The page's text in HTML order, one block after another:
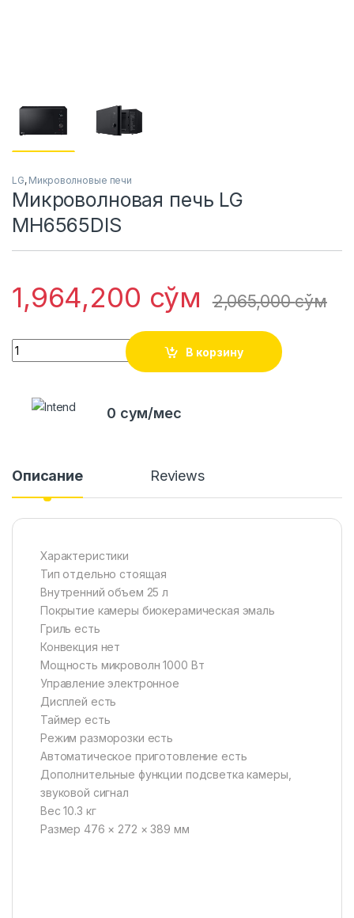
LG, Микроволновые печи
Микроволновая печь LG
MH6565DIS
1,964,200 сўм 2,065,000сўм
Quantity
В корзину
0 сум/мес
Описание Reviews
Характеристики
Тип отдельно стоящая
Внутренний объем 25 л
Покрытие камеры биокерамическая эмаль
Гриль есть
Конвекция нет
Мощность микроволн 1000 Вт
Управление электронное
Дисплей есть
Таймер есть
Режим разморозки есть
Автоматическое приготовление есть
Дополнительные функции подсветка камеры,
звуковой сигнал
Вес 10.3 кг
Размер 476 × 272 × 389 мм